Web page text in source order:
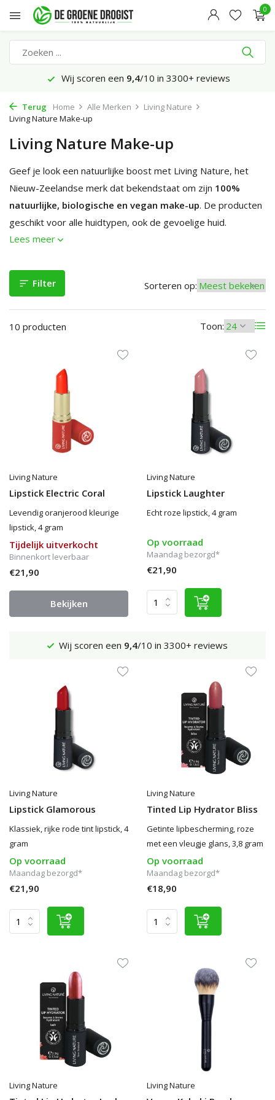
0
Wij scoren een 9,4/10 in 3300+ reviews
Terug Home Alle Merken
Living Nature
Living Nature Make-up
Living Nature Make-up
Geef je look een natuurlijke boost met Living Nature, het
Nieuw-Zeelandse merk dat bekendstaat om zijn 100%
natuurlijke, biologische en vegan make-up. De producten
geschikt voor alle huidtypen, ook de gevoelige huid.
Lees meer
Filter
10 producten Toon:
Sorteren op:
Living Nature
Lipstick Electric Coral
Levendig oranjerood kleurige
lipstick, 4 gram
Tijdelijk uitverkocht
Binnenkort leverbaar
€21,90
Bekijken
Living Nature
Lipstick Laughter
Echt roze lipstick, 4 gram
Op voorraad
Maandag bezorgd*
€21,90
Wij scoren een 9,4/10 in 3300+ reviews
Living Nature
Lipstick Glamorous
Klassiek, rijke rode tint lipstick, 4
gram
Op voorraad
Maandag bezorgd*
€21,90
Living Nature
Tinted Lip Hydrator Bliss
Getinte lipbescherming, roze
met een vleugje glans, 3,8 gram
Op voorraad
Maandag bezorgd*
€18,90
Living Nature Living Nature